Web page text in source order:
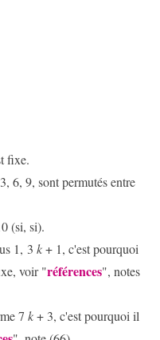
9, sont permutés entre
(si, si).
1, 3 k+ 1, c'est pourquoi
voir "références", notes
7 k+ 3, c'est pourquoi il